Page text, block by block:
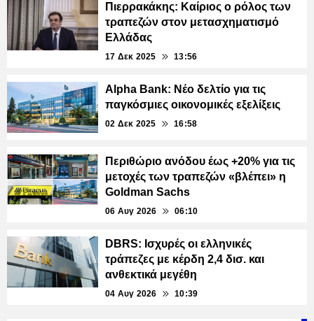
Πιερρακάκης: Καίριος ο ρόλος των
τραπεζών στον μετασχηματισμό
Ελλάδας
17 Δεκ 2025 13:56
Alpha Bank: Νέο δελτίο για τις
παγκόσμιες οικονομικές εξελίξεις
02 Δεκ 2025 16:58
Περιθώριο ανόδου έως +20% για τις
μετοχές των τραπεζών «βλέπει» η
Goldman Sachs
06 Αυγ 2026 06:10
DBRS: Ισχυρές οι ελληνικές
τράπεζες με κέρδη 2,4 δισ. και
ανθεκτικά μεγέθη
04 Αυγ 2026 10:39